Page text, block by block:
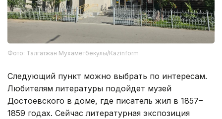
Фото: Талгатжан Мухаметбекулы/Кazinform
Следующий пункт можно выбрать по интересам.
Любителям литературы подойдет музей
Достоевского в доме, где писатель жил в 1857–
1859 годах. Сейчас литературная экспозиция